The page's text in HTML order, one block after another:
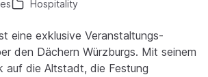
Hospitality
eine exklusive Veranstaltungs-
den Dächern Würzburgs. Mit seinem
auf die Altstadt, die Festung